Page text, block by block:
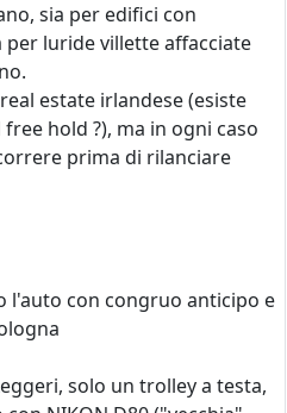
sia per edifici con
per luride villette affacciate
estate irlandese (esiste
hold ?), ma in ogni caso
prima di rilanciare
l'auto con congruo anticipo e
solo un trolley a testa,